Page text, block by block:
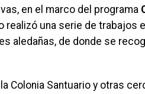
en el marco del programa
una serie de trabajos
aledañas, de donde se
Colonia Santuario y otras